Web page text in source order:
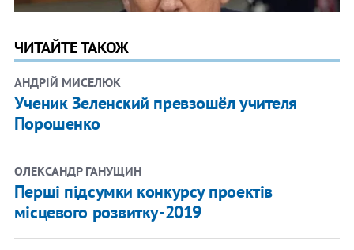
ЧИТАЙТЕ ТАКОЖ
АНДРІЙ МИСЕЛЮК
Ученик Зеленский превзошёл учителя
Порошенко
ОЛЕКСАНДР ГАНУЩИН
Перші підсумки конкурсу проектів
місцевого розвитку-2019